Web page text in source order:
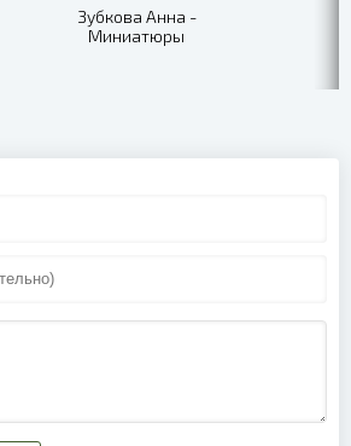
Зубкова Анна -
Миниатюры